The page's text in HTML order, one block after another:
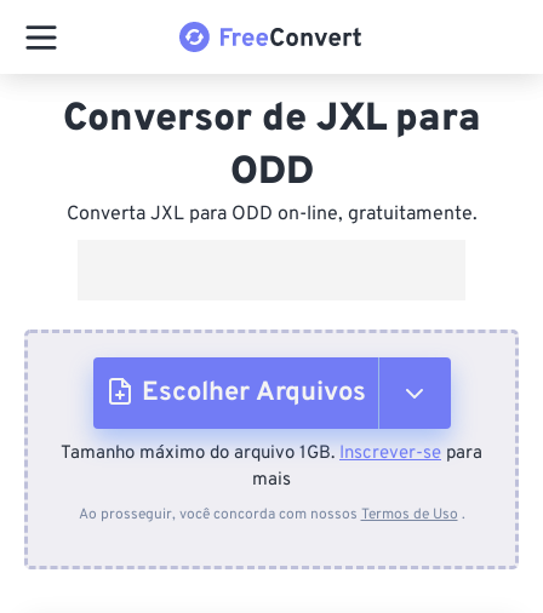
Conversor de JXL para
ODD
Converta JXL para ODD on-line, gratuitamente.
Escolher Arquivos
Do dispositivo
Tamanho máximo do arquivo 1GB. Inscrever-se para
mais
Ao prosseguir, você concorda com nossos Termos de Uso .